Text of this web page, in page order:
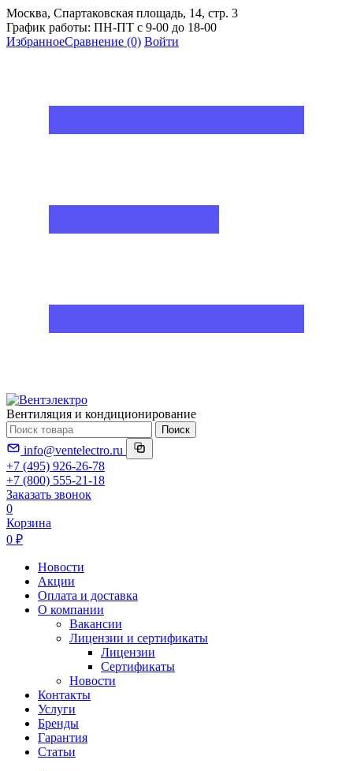
Москва, Спартаковская площадь, 14, стр. 3
График работы: ПН-ПТ с 9-00 до 18-00
ИзбранноеСравнение (0) Войти
Вентиляция и кондиционирование
Поиск
info@ventelectro.ru
+7 (495) 926-26-78
+7 (800) 555-21-18
Заказать звонок
0
Корзина
0 ₽
Новости
Акции
Оплата и доставка
О компании
Вакансии
Лицензии и сертификаты
Лицензии
Сертификаты
Новости
Контакты
Услуги
Бренды
Гарантия
Статьи